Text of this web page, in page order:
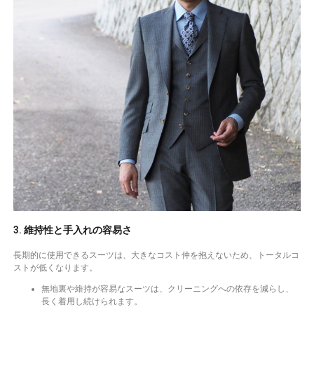
3. 維持性と手入れの容易さ
長期的に使用できるスーツは、大きなコスト仲を抱えないため、トータルコ
ストが低くなります。
無地裏や維持が容易なスーツは、クリーニングへの依存を減らし、
長く着用し続けられます。